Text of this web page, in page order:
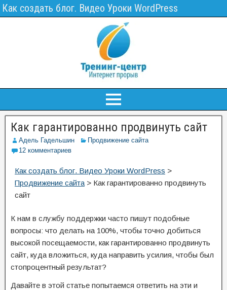
Как создать блог. Видео Уроки WordPress
Как гарантированно продвинуть сайт
Адель Гадельшин
Продвижение сайта
12 комментариев
Как создать блог. Видео Уроки WordPress >
Продвижение сайта > Как гарантированно продвинуть
сайт
К нам в службу поддержки часто пишут подобные
вопросы: что делать на 100%, чтобы точно добиться
высокой посещаемости, как гарантированно продвинуть
сайт, куда вложиться, куда направить усилия, чтобы был
стопроцентный результат?
Давайте в этой статье попытаемся ответить на эти и